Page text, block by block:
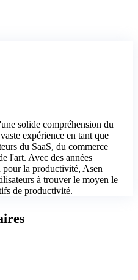
solide compréhension du
expérience en tant que
du SaaS, du commerce
l'art. Avec des années
pour la productivité, Asen
à trouver le moyen le
de productivité.